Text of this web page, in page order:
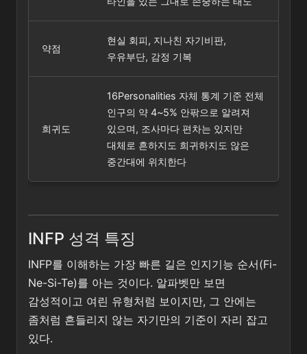
약점
현실 회피, 지나친 자기비판,
우유부단, 감정 기복
희귀도
16Personalities 자체 통계 기준 전체
인구의 약 4~5% 안팎으로 알려져
있으며, 조사마다 편차는 있지만
대체로 흔하지도 희귀하지도 않은
중간대에 위치한다
INFP 성격 특징
INFP를 이해하는 가장 빠른 길은 인지기능 순서(Fi-
Ne-Si-Te)를 아는 것이다. 알파벳만 보면
감성적이고 여린 유형처럼 보이지만, 그 안에는
좀처럼 흔들리지 않는 자기만의 기준이 자리 잡고
있다.